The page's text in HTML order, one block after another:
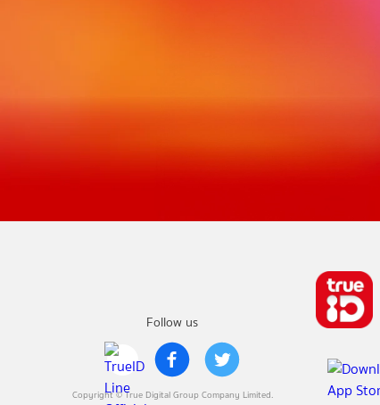
Follow us
Copyright © True Digital Group Company Limited.